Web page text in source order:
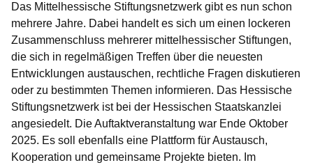
Das Mittelhessische Stiftungsnetzwerk gibt es nun schon
mehrere Jahre. Dabei handelt es sich um einen lockeren
Zusammenschluss mehrerer mittelhessischer Stiftungen,
die sich in regelmäßigen Treffen über die neuesten
Entwicklungen austauschen, rechtliche Fragen diskutieren
oder zu bestimmten Themen informieren. Das Hessische
Stiftungsnetzwerk ist bei der Hessischen Staatskanzlei
angesiedelt. Die Auftaktveranstaltung war Ende Oktober
2025. Es soll ebenfalls eine Plattform für Austausch,
Kooperation und gemeinsame Projekte bieten. Im